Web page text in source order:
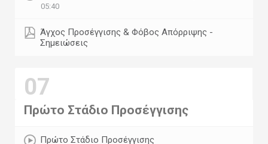
05:40
Άγχος Προσέγγισης & Φόβος Απόρριψης -
Σημειώσεις
07
Πρώτο Στάδιο Προσέγγισης
Πρώτο Στάδιο Προσέγγισης